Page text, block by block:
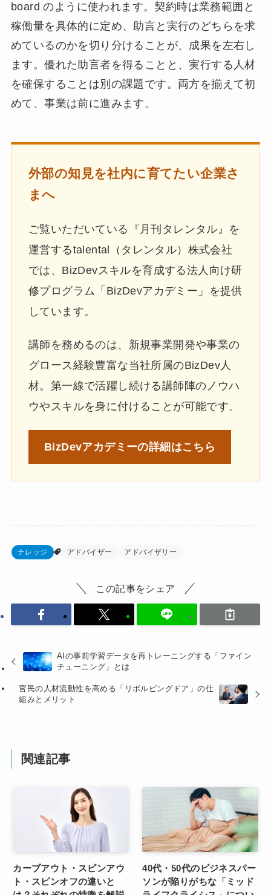
board のように使われます。契約時は業務範囲と
稼働量を具体的に定め、助言と実行のどちらを求
めているのかを切り分けることが、成果を左右し
ます。優れた助言者を得ることと、実行する人材
を確保することは別の課題です。両方を揃えて初
めて、事業は前に進みます。
外部の知見を社内に育てたい企業さ
まへ
ご覧いただいている『月刊タレンタル』を
運営するtalental（タレンタル）株式会社
では、BizDevスキルを育成する法人向け研
修プログラム「BizDevアカデミー」を提供
しています。
講師を務めるのは、新規事業開発や事業の
グロース経験豊富な当社所属のBizDev人
材。第一線で活躍し続ける講師陣のノウハ
ウやスキルを身に付けることが可能です。
BizDevアカデミーの詳細はこちら
ナレッジ アドバイザー アドバイザリー
この記事をシェア
AIの事前学習データを再トレーニングする「ファイン
チューニング」とは
官民の人材流動性を高める「リボルビングドア」の仕
組みとメリット
関連記事
カーブアウト・スピンアウ
ト・スピンオフの違いと
40代・50代のビジネスパー
ソンが陥りがちな「ミッド